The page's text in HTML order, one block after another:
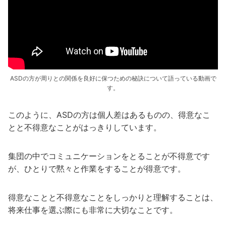
ASDの方が周りとの関係を良好に保つための秘訣について語っている動画で
す。
このように、ASDの方は個人差はあるものの、得意なこ
とと不得意なことがはっきりしています。
集団の中でコミュニケーションをとることが不得意です
が、ひとりで黙々と作業をすることが得意です。
得意なことと不得意なことをしっかりと理解することは、
将来仕事を選ぶ際にも非常に大切なことです。